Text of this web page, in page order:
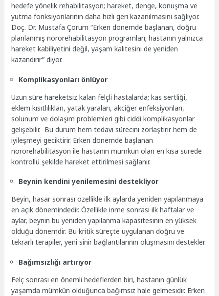
hedefe yönelik rehabilitasyon; hareket, denge, konuşma ve
yutma fonksiyonlarının daha hızlı geri kazanılmasını sağlıyor.
Doç. Dr. Mustafa Çorum “Erken dönemde başlanan, doğru
planlanmış nörorehabilitasyon programları; hastanın yalnızca
hareket kabiliyetini değil, yaşam kalitesini de yeniden
kazandırır” diyor.
Komplikasyonları önlüyor
Uzun süre hareketsiz kalan felçli hastalarda; kas sertliği,
eklem kısıtlılıkları, yatak yaraları, akciğer enfeksiyonları,
solunum ve dolaşım problemleri gibi ciddi komplikasyonlar
gelişebilir. Bu durum hem tedavi sürecini zorlaştırır hem de
iyileşmeyi geciktirir. Erken dönemde başlanan
nörorehabilitasyon ile hastanın mümkün olan en kısa sürede
kontrollü şekilde hareket ettirilmesi sağlanır.
Beynin kendini yenilemesini destekliyor
Beyin, hasar sonrası özellikle ilk aylarda yeniden yapılanmaya
en açık dönemindedir. Özellikle inme sonrası ilk haftalar ve
aylar, beynin bu yeniden yapılanma kapasitesinin en yüksek
olduğu dönemdir. Bu kritik süreçte uygulanan doğru ve
tekrarlı terapiler, yeni sinir bağlantılarının oluşmasını destekler.
Bağımsızlığı artırıyor
Felç sonrası en önemli hedeflerden biri, hastanın günlük
yaşamda mümkün olduğunca bağımsız hale gelmesidir. Erken